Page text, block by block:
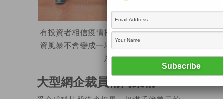
有投資者相信疫情推動行業數碼轉型，融
資風暴不會變成一場危機。（路透資料圖
片）
大型網企裁員精簡架構